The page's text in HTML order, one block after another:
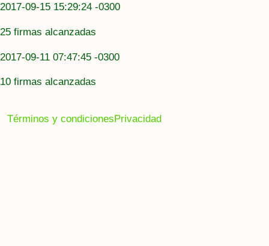
2017-09-15 15:29:24 -0300
25 firmas alcanzadas
2017-09-11 07:47:45 -0300
10 firmas alcanzadas
Términos y condiciones Privacidad